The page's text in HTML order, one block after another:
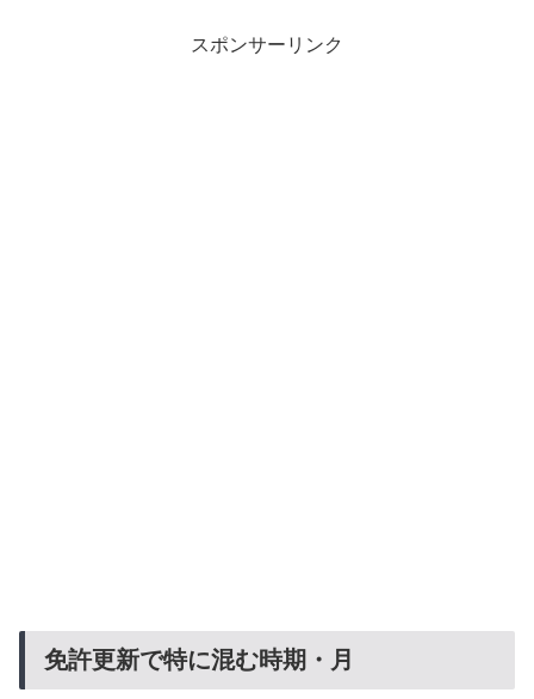
スポンサーリンク
免許更新で特に混む時期・月